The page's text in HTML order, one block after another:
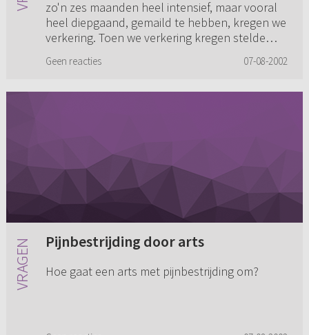
zo'n zes maanden heel intensief, maar vooral
heel diepgaand, gemaild te hebben, kregen we
verkering. Toen we verkering kregen stelde
Geen reacties 07-08-2002
Pijnbestrijding door arts
Hoe gaat een arts met pijnbestrijding om?